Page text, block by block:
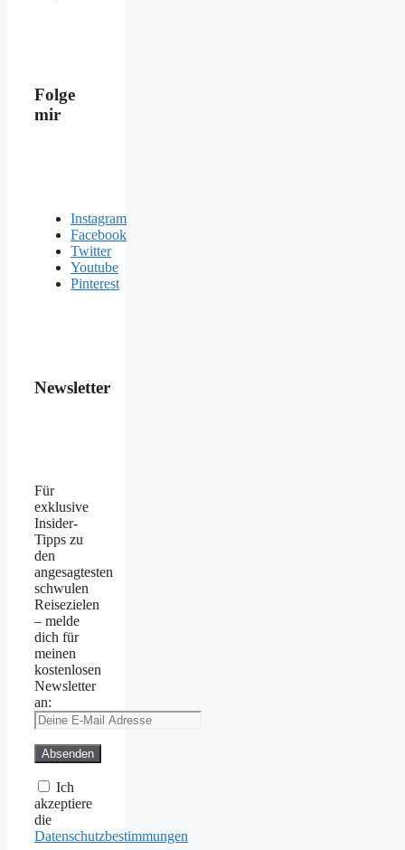
Folge
mir
Instagram
Facebook
Twitter
Youtube
Pinterest
Newsletter
Für
exklusive
Insider-
Tipps zu
den
angesagtesten
schwulen
Reisezielen
– melde
dich für
meinen
kostenlosen
Newsletter
an:
Ich
akzeptiere
die
Datenschutzbestimmungen